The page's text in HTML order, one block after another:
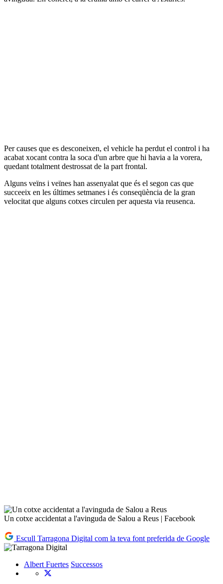
Per causes que es desconeixen, el vehicle ha perdut el control i ha
acabat xocant contra la soca d'un arbre que hi havia a la vorera,
quedant totalment destrossat de la part frontal.
Alguns veïns i veïnes han assenyalat que és el segon cas que
succeeix en les últimes setmanes i és conseqüència de la gran
velocitat que alguns cotxes circulen per aquesta via reusenca.
Un cotxe accidentat a l'avinguda de Salou a Reus | Facebook
Escull Tarragona Digital com la teva font preferida de Google
Albert Fuertes Successos